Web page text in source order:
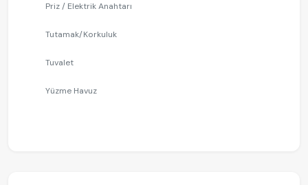
Priz / Elektrik Anahtarı
Tutamak/Korkuluk
Tuvalet
Yüzme Havuz